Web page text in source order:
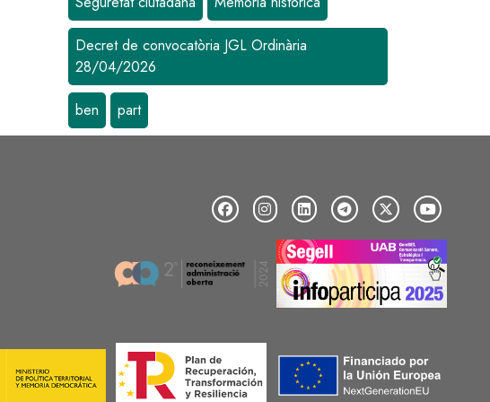
Decret de convocatòria JGL Ordinària
28/04/2026
ben part
Image
Image
Image